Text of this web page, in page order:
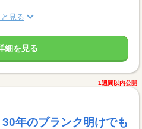
と見る
細を見る
1週間以内公開
年のブランク明けでも